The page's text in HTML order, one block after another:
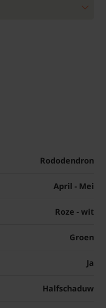
Rododendron
April - Mei
Roze - wit
Groen
Ja
Halfschaduw